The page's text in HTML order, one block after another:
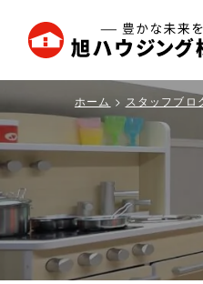
旭
ハ
ウ
ジ
グ
式
会
社
ホーム スタッフブロ